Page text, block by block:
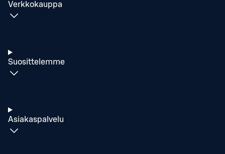
Verkkokauppa
Suosittelemme
Asiakaspalvelu